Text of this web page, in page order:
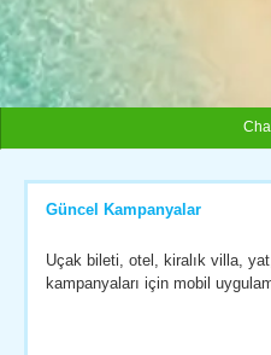
Güncel Kampanyalar
Uçak bileti, otel, kiralık villa,
kampanyaları için mobil